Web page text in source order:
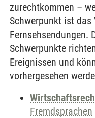
zurechtkommen –
Schwerpunkt ist das
Fernsehsendungen.
Schwerpunkte
Ereignissen und
vorhergesehen
Fremdsprachen